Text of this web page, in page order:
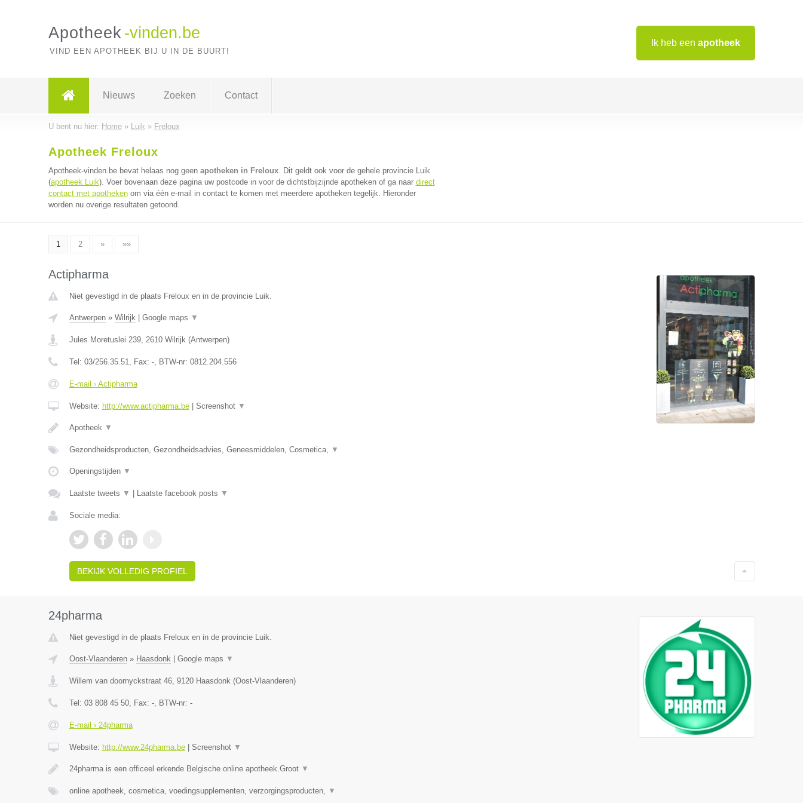
Ik heb een apotheek
Apotheek -vinden.be
VIND EEN APOTHEEK BIJ U IN DE BUURT!
Nieuws Zoeken Contact
U bent nu hier: Home» Luik » Freloux
Apotheek Freloux
Apotheek-vinden.be bevat helaas nog geen apotheken in Freloux. Dit geldt ook voor de gehele provincie Luik
(apotheek Luik). Voer bovenaan deze pagina uw postcode in voor de dichtstbijzijnde apotheken of ga naar direct
contact met apothekenom via één e-mail in contact te komen met meerdere apotheken tegelijk. Hieronder
worden nu overige resultaten getoond.
1 2 » »»
Actipharma
Niet gevestigd in de plaats Freloux en in de provincie Luik.
Antwerpen» Wilrijk| Google maps ▼
Jules Moretuslei 239, 2610 Wilrijk(Antwerpen)
Tel: 03/256.35.51, Fax: -, BTW-nr: 0812.204.556
E-mail › Actipharma
Website: http://www.actipharma.be| Screenshot ▼
Apotheek ▼
Gezondheidsproducten, Gezondheidsadvies, Geneesmiddelen, Cosmetica, ▼
Openingstijden ▼
Laatste tweets ▼ Laatste facebook posts ▼
Sociale media:
BEKIJK VOLLEDIG PROFIEL
24pharma
Niet gevestigd in de plaats Freloux en in de provincie Luik.
Oost-Vlaanderen» Haasdonk| Google maps ▼
Willem van doornyckstraat 46, 9120 Haasdonk(Oost-Vlaanderen)
Tel: 03 808 45 50, Fax: -, BTW-nr: -
E-mail › 24pharma
Website: http://www.24pharma.be| Screenshot ▼
24pharma is een officeel erkende Belgische online apotheek.Groot ▼
online apotheek, cosmetica, voedingsupplementen, verzorgingsproducten, ▼